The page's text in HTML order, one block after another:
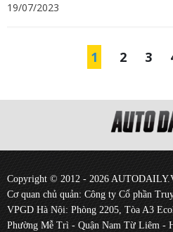
19/07/2023
1 2 3
Copyright © 2012 - 2026
Cơ quan chủ quản: Công ty Cổ phần
VPGD Hà Nội: Phòng 2205, Tòa A3
Phường Mễ Trì - Quận Nam Từ Liêm -